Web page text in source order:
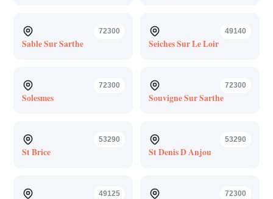
72300
Sable Sur Sarthe
49140
Seiches Sur Le Loir
72300
Solesmes
72300
Souvigne Sur Sarthe
53290
St Brice
53290
St Denis D Anjou
49125 72300